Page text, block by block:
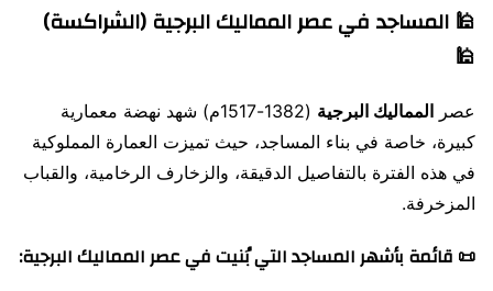
🕌 المساجد في عصر المماليك البرجية (الشراكسة)
🕌
عصر المماليك البرجية
(1382-1517م) شهد نهضة معمارية
كبيرة، خاصة في بناء المساجد، حيث تميزت العمارة المملوكية
في هذه الفترة بالتفاصيل الدقيقة، والزخارف الرخامية، والقباب
المزخرفة.
📜 قائمة بأشهر المساجد التي بُنيت في عصر المماليك البرجية: